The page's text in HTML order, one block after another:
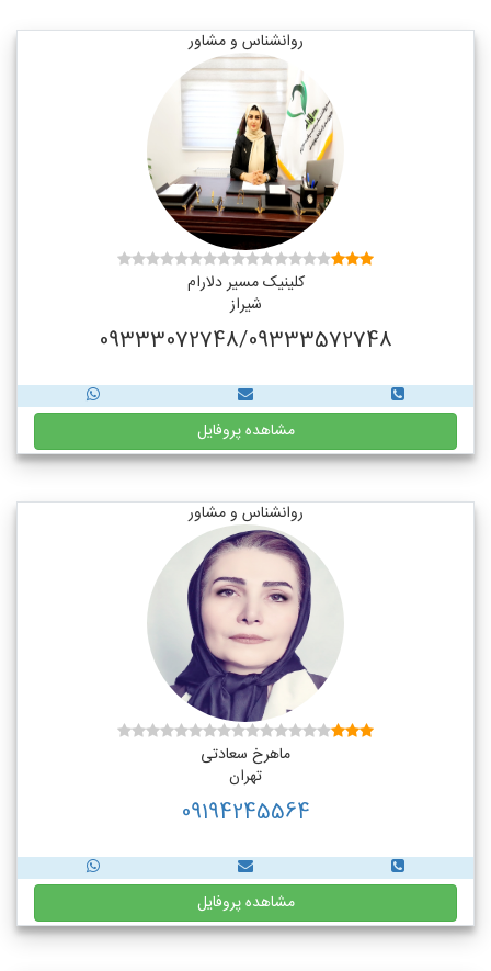
روانشناس و مشاور
کلینیک مسیر دلارام
شیراز
09333072748/09333572748
مشاهده پروفایل
روانشناس و مشاور
ماهرخ سعادتی
تهران
09194245564
مشاهده پروفایل